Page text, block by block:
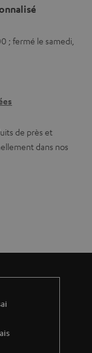
; fermé le samedi,
de près et
dans nos